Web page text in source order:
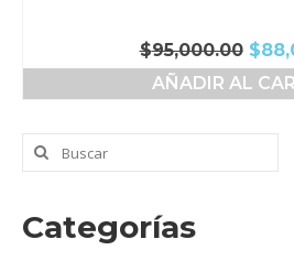
$95,000.00 El
$
AÑADIR AL
Buscar
por:
Categorías